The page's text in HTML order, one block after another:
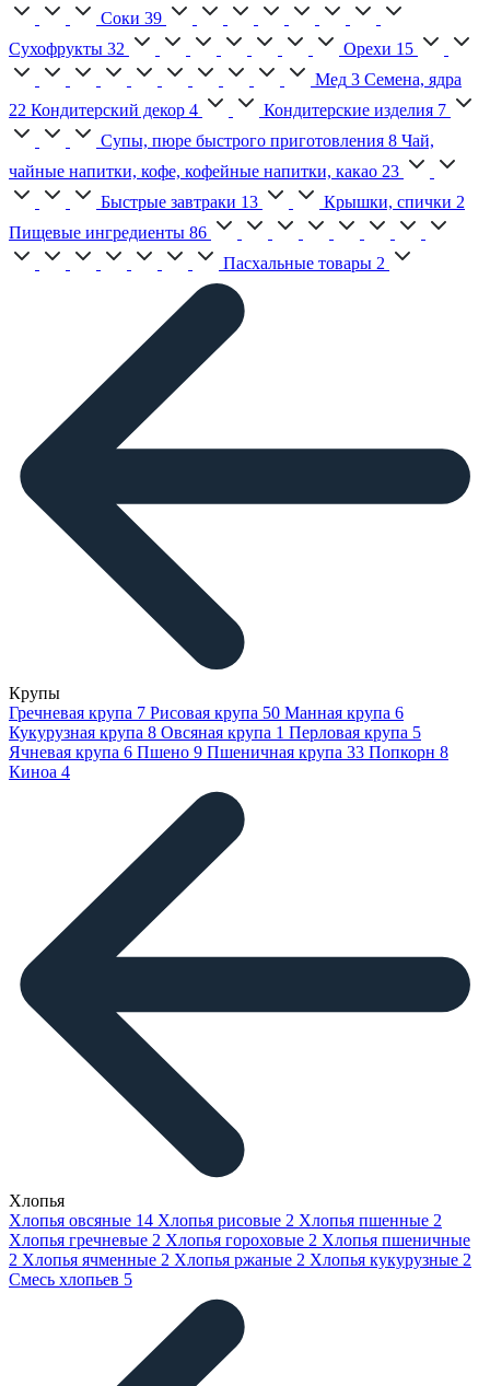
Соки 39
Сухофрукты 32 Орехи 15
Мед 3 Семена, ядра
22 Кондитерский декор 4 Кондитерские изделия 7
Супы, пюре быстрого приготовления 8 Чай,
чайные напитки, кофе, кофейные напитки, какао 23
Быстрые завтраки 13 Крышки, спички 2
Пищевые ингредиенты 86
Пасхальные товары 2
Крупы
Гречневая крупа 7 Рисовая крупа 50 Манная крупа 6
Кукурузная крупа 8 Овсяная крупа 1 Перловая крупа 5
Ячневая крупа 6 Пшено 9 Пшеничная крупа 33 Попкорн 8
Киноа 4
Хлопья
Хлопья овсяные 14 Хлопья рисовые 2 Хлопья пшенные 2
Хлопья гречневые 2 Хлопья гороховые 2 Хлопья пшеничные
2 Хлопья ячменные 2 Хлопья ржаные 2 Хлопья кукурузные 2
Смесь хлопьев 5